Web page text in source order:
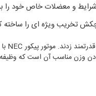
و معضلات خاص خود را
وزن مناسب آن است که